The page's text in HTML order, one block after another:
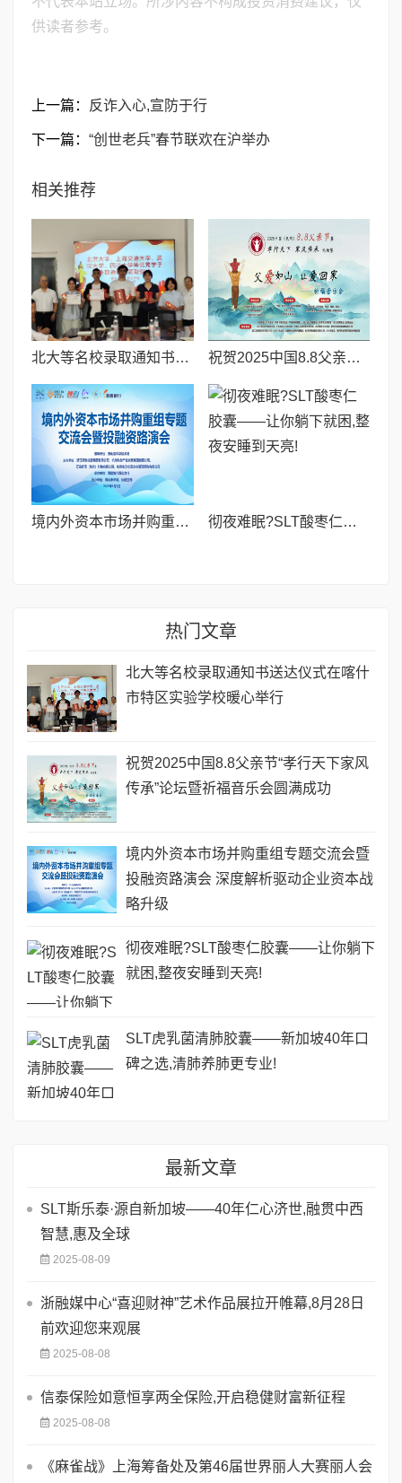
供读者参考。
上一篇： ​反诈入心,宣防于行
下一篇： “创世老兵”春节联欢在沪举办
相关推荐
北大等名校录取通知书送达仪式在喀什市特区实验学校暖心举行 祝贺2025中国8.8父亲节“孝行天下家风传承”论坛暨祈福音乐会圆满成功
境内外资本市场并购重组专题交流会暨投融资路演会 深度解析驱动企业资本战略升级 彻夜难眠?SLT酸枣仁胶囊——让你躺下就困,整夜安睡到天亮!
热门文章
北大等名校录取通知书送达仪式在喀什
市特区实验学校暖心举行
祝贺2025中国8.8父亲节“孝行天下家风
传承”论坛暨祈福音乐会圆满成功
境内外资本市场并购重组专题交流会暨
投融资路演会 深度解析驱动企业资本战
略升级
彻夜难眠?SLT酸枣仁胶囊——让你躺下
就困,整夜安睡到天亮!
SLT虎乳菌清肺胶囊——新加坡40年口
碑之选,清肺养肺更专业!
最新文章
SLT斯乐泰·源自新加坡——40年仁心济世,融贯中西
智慧,惠及全球
2025-08-09
浙融媒中心“喜迎财神”艺术作品展拉开帷幕,8月28日
前欢迎您来观展
2025-08-08
信泰保险如意恒享两全保险,开启稳健财富新征程
2025-08-08
《麻雀战》上海筹备处及第46届世界丽人大赛丽人会